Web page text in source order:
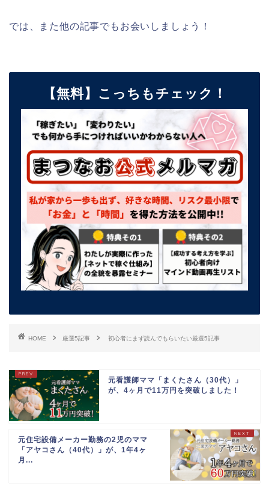
では、また他の記事でもお会いしましょう！
【無料】こっちもチェック！
HOME 厳選5記事 初心者にまず読んでもらいたい厳選5記事
元看護師ママ「まくたさん（30代）」
が、4ヶ月で11万円を突破しました！
元住宅設備メーカー勤務の2児のママ
「アヤコさん（40代）」が、1年4ヶ
月...